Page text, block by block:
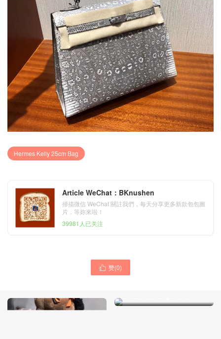
Hermes Kelly 25cm Bag
Article WeChat：BKnushen
掃描微信 WeChat 關註我們，每天分享更多新款包包圖
片，等妳來啦！
39981人已关注
 赞(0)
愛馬仕鉑金 Hermes Birkin